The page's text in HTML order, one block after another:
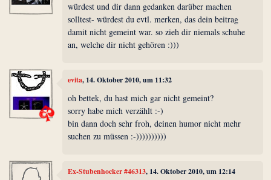
würdest und dir dann gedanken darüber machen
solltest- würdest du evtl. merken, das dein beitrag
damit nicht gemeint war. so zieh dir niemals schuhe
an, welche dir nicht gehören :)))
evita, 14. Oktober 2010, um 11:32
oh bettek, du hast mich gar nicht gemeint?
sorry habe mich verzählt :-)
bin dann doch sehr froh, deinen humor nicht mehr
suchen zu müssen :-))))))))))
Ex-Stubenhocker #46313, 14. Oktober 2010, um 12:14